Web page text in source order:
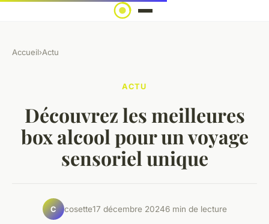
Accueil›Actu
ACTU
Découvrez les meilleures
box alcool pour un voyage
sensoriel unique
C cosette17 décembre 20246 min de lecture